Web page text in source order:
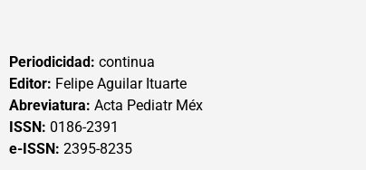
Periodicidad: continua
Editor: Felipe Aguilar Ituarte
Abreviatura: Acta Pediatr Méx
ISSN: 0186-2391
e-ISSN: 2395-8235